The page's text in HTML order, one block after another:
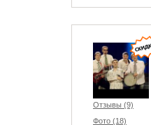
Отзывы (9)
Фото (18)